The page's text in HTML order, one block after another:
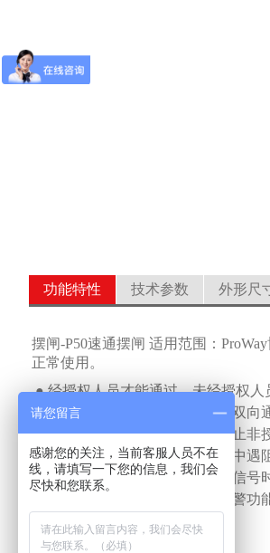
功能特性 技术参数 外形尺
摆闸-P50速通摆闸 适用范围：
正常使用。
● 经授权人员才能通过，未经授权
● 常开、常闭模式灵活选择 ，可双向
● 防尾随跟踪控制技术，严格防止非
● 防夹功能，在门翼复位的过程中遇
● 防冲功能，在没有接收到开门信号
具备自检测、自诊断、自动报警
远程控制管理功能
可联网运行，也可脱机运行
请您留言
感谢您的关注，当前客服人员不在
线，请填写一下您的信息，我们会
尽快和您联系。